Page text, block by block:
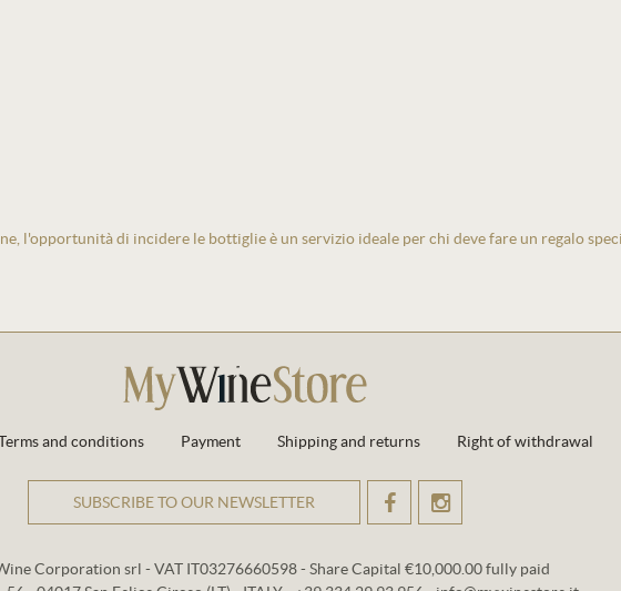
l'opportunità di incidere le bottiglie è un servizio ideale per chi deve fare un regalo
and conditions Payment Shipping and returns Right of withdrawal
SUBSCRIBE TO OUR NEWSLETTER
Corporation srl - VAT IT03276660598 - Share Capital €10,000.00 fully paid